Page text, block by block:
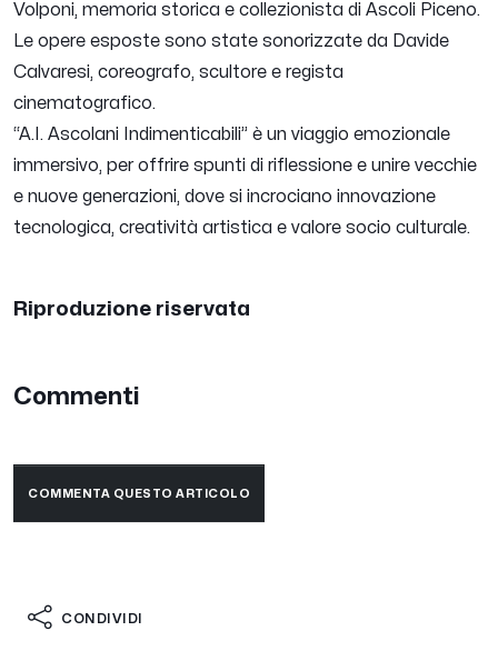
Volponi, memoria storica e collezionista di Ascoli Piceno.
Le opere esposte sono state sonorizzate da Davide
Calvaresi, coreografo, scultore e regista
cinematografico.
“A.I. Ascolani Indimenticabili” è un viaggio emozionale
immersivo, per offrire spunti di riflessione e unire vecchie
e nuove generazioni, dove si incrociano innovazione
tecnologica, creatività artistica e valore socio culturale.
Riproduzione riservata
Commenti
COMMENTA QUESTO ARTICOLO
CONDIVIDI